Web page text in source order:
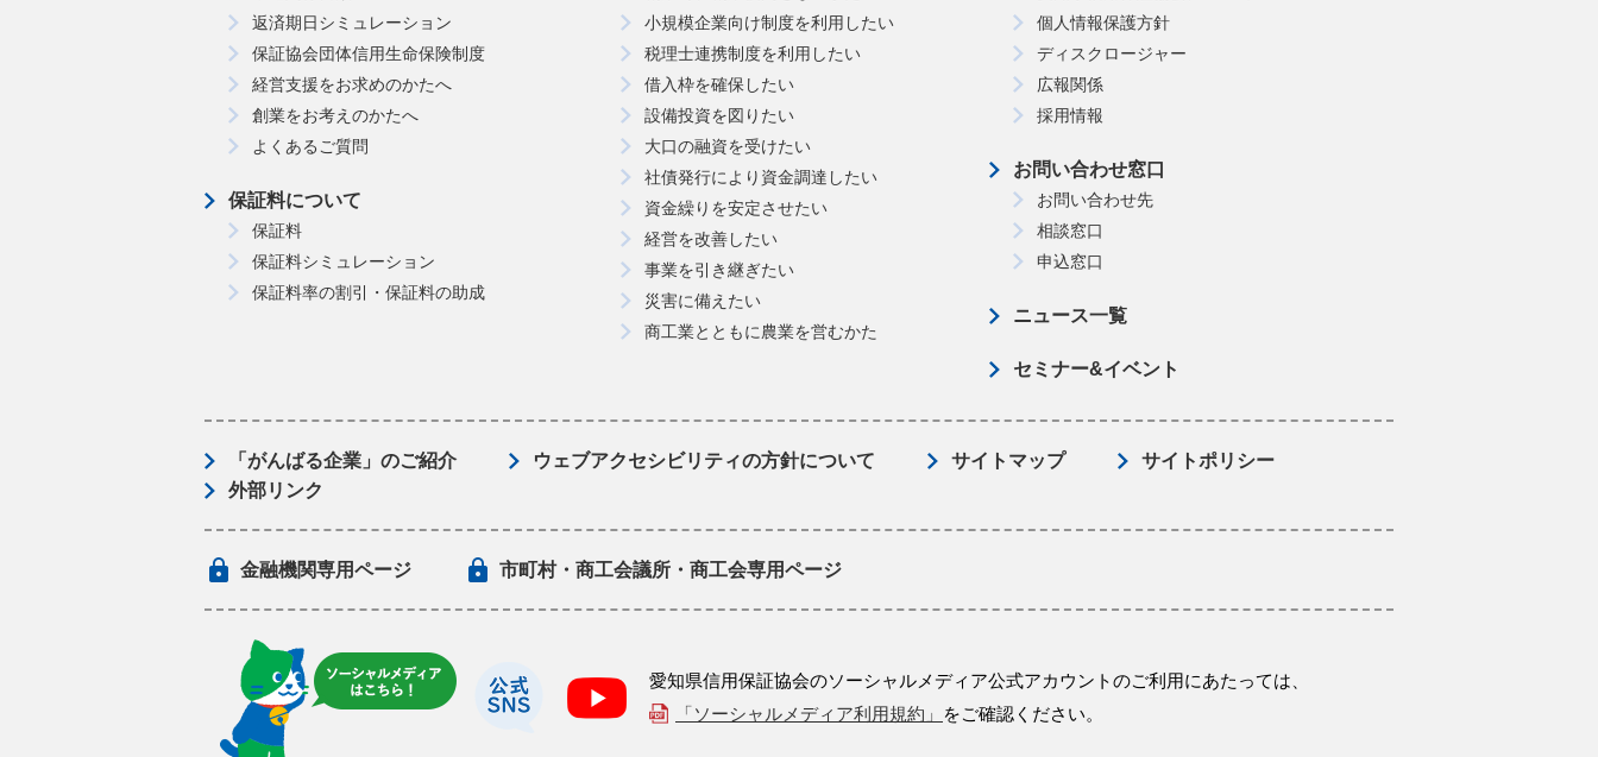
返済期日シミュレーション
保証協会団体信用生命保険制度
経営支援をお求めのかたへ
創業をお考えのかたへ
よくあるご質問
保証料について
保証料
保証料シミュレーション
保証料率の割引・保証料の助成
小規模企業向け制度を利用したい
税理士連携制度を利用したい
借入枠を確保したい
設備投資を図りたい
大口の融資を受けたい
社債発行により資金調達したい
資金繰りを安定させたい
経営を改善したい
事業を引き継ぎたい
災害に備えたい
商工業とともに農業を営むかた
個人情報保護方針
ディスクロージャー
広報関係
採用情報
お問い合わせ窓口
お問い合わせ先
相談窓口
申込窓口
ニュース一覧
セミナー&イベント
「がんばる企業」のご紹介 ウェブアクセシビリティの方針について サイトマップ
サイトポリシー
外部リンク
金融機関専用ページ 市町村・商工会議所・商工会専用ページ
愛知県信用保証協会のソーシャルメディア公式アカウントのご利用にあたっては、
「ソーシャルメディア利用規約」
をご確認ください。